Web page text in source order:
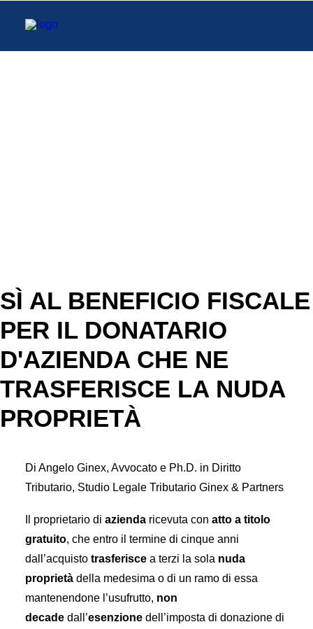
SÌ AL BENEFICIO FISCALE
PER IL DONATARIO
D'AZIENDA CHE NE
TRASFERISCE LA NUDA
PROPRIETÀ
Di Angelo Ginex, Avvocato e Ph.D. in Diritto
Tributario, Studio Legale Tributario Ginex & Partners
Il proprietario di azienda ricevuta con atto a titolo
gratuito, che entro il termine di cinque anni
dall’acquisto trasferisce a terzi la sola nuda
proprietà della medesima o di un ramo di essa
mantenendone l’usufrutto, non
decade dall’esenzione dell’imposta di donazione di